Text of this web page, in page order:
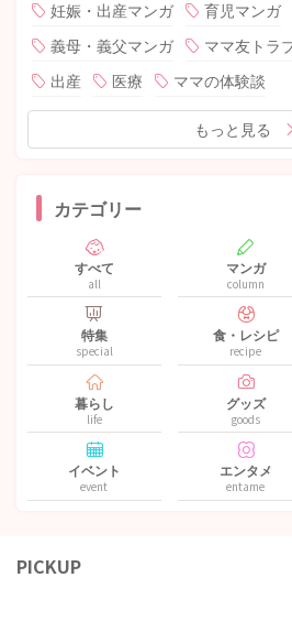
妊娠・出産マンガ 育児マンガ
義母・義父マンガ
ママ友トラ
出産
医療 ママの体験談
もっと見る
カテゴリー
すべて
all
マンガ
column
特集
special
食・レシピ
recipe
暮らし
life
グッズ
goods
イベント
event
エンタメ
entame
PICKUP